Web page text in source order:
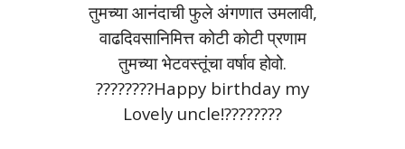
तुमच्या आनंदाची फुले अंगणात उमलावी,
वाढदिवसानिमित्त कोटी कोटी प्रणाम
तुमच्या भेटवस्तूंचा वर्षाव होवो.
????????Happy birthday my
Lovely uncle!????????